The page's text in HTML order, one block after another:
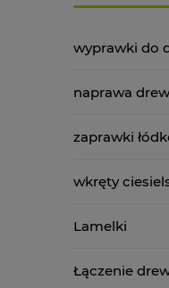
wyprawki do
naprawa
zaprawki
wkręty
Lamelki
Łączenie